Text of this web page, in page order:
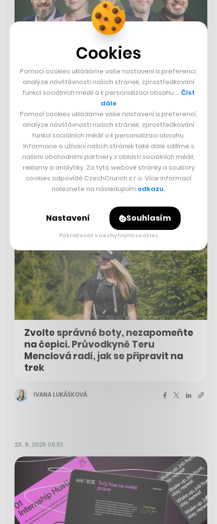
Kde najít inspiraci pro investice i
byznys? Na Money Makeru s Žabžou
a Semotanem nebo Čuprem a
Čechem
LUBOŠ KREČ
23. 9. 2025 11:21
Zvolte správné boty, nezapomeňte
na čepici. Průvodkyně Teru
Menclová radí, jak se připravit na
trek
IVANA LUKÁŠKOVÁ
23. 9. 2025 09:51
Cookies
Pomocí cookies ukládáme vaše nastavení a preferencí,
analýze návštěvnosti našich stránek, zprostředkování
funkcí sociálních médií a k personalizaci obsahu … Číst
dále
Pomocí cookies ukládáme vaše nastavení a preferencí,
analýze návštěvnosti našich stránek, zprostředkování
funkcí sociálních médií a k personalizaci obsahu.
Informace o užívání našich stránek také dále sdílíme s
našimi obchodními partnery z oblasti sociálních médií,
reklamy a analytiky. Za tyto webové stránky a soubory
cookies odpovídá CzechCrunch s.r.o. Více informací
naleznete na následujícím odkazu.
Nastavení Souhlasím
Pokračovat s nezbytnými cookies